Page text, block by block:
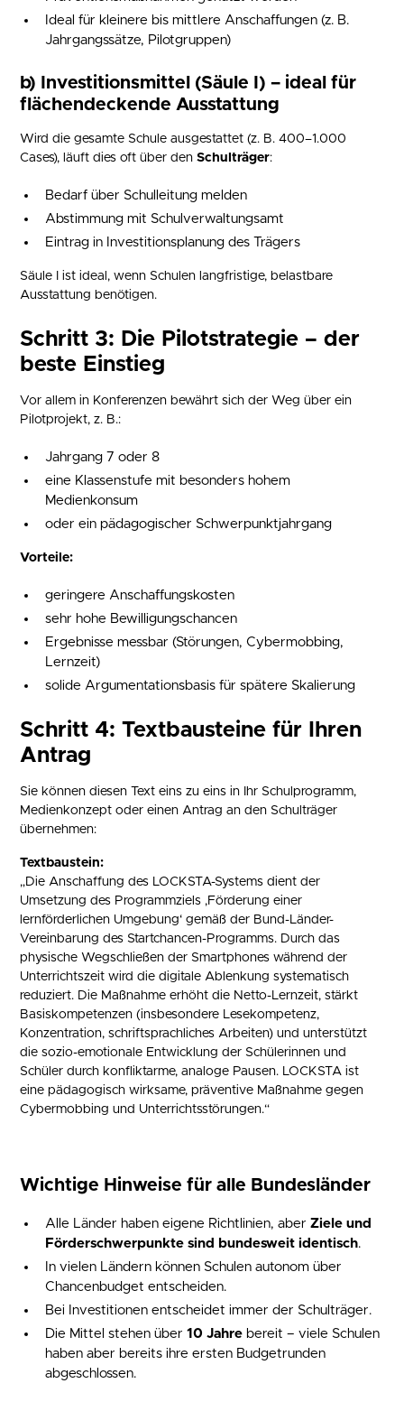
Ideal für kleinere bis mittlere Anschaffungen (z. B.
Jahrgangssätze, Pilotgruppen)
b) Investitionsmittel (Säule I) – ideal für
flächendeckende Ausstattung
Wird die gesamte Schule ausgestattet (z. B. 400–1.000
Cases), läuft dies oft über denSchulträger:
Bedarf über Schulleitung melden
Abstimmung mit Schulverwaltungsamt
Eintrag in Investitionsplanung des Trägers
Säule I ist ideal, wenn Schulen langfristige, belastbare
Ausstattung benötigen.
Schritt 3: Die Pilotstrategie – der
beste Einstieg
Vor allem in Konferenzen bewährt sich der Weg über ein
Pilotprojekt, z. B.:
Jahrgang 7 oder 8
eine Klassenstufe mit besonders hohem
Medienkonsum
oder ein pädagogischer Schwerpunktjahrgang
Vorteile:
geringere Anschaffungskosten
sehr hohe Bewilligungschancen
Ergebnisse messbar (Störungen, Cybermobbing,
Lernzeit)
solide Argumentationsbasis für spätere Skalierung
Schritt 4: Textbausteine für Ihren
Antrag
Sie können diesen Text eins zu eins in Ihr Schulprogramm,
Medienkonzept oder einen Antrag an den Schulträger
übernehmen:
Textbaustein:
„Die Anschaffung des LOCKSTA-Systems dient der
Umsetzung des Programmziels ‚Förderung einer
lernförderlichen Umgebung‘ gemäß der Bund-Länder-
Vereinbarung des Startchancen-Programms. Durch das
physische Wegschließen der Smartphones während der
Unterrichtszeit wird die digitale Ablenkung systematisch
reduziert. Die Maßnahme erhöht die Netto-Lernzeit, stärkt
Basiskompetenzen (insbesondere Lesekompetenz,
Konzentration, schriftsprachliches Arbeiten) und unterstützt
die sozio-emotionale Entwicklung der Schülerinnen und
Schüler durch konfliktarme, analoge Pausen. LOCKSTA ist
eine pädagogisch wirksame, präventive Maßnahme gegen
Cybermobbing und Unterrichtsstörungen.“
Wichtige Hinweise für alle Bundesländer
Alle Länder haben eigene Richtlinien, aberZiele und
Förderschwerpunkte sind bundesweit identisch.
In vielen Ländern können Schulen autonom über
Chancenbudget entscheiden.
Bei Investitionen entscheidet immer der Schulträger.
Die Mittel stehen über10 Jahre bereit – viele Schulen
haben aber bereits ihre ersten Budgetrunden
abgeschlossen.